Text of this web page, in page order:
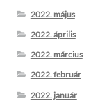
2022. május
2022. április
2022. március
2022. február
2022. január